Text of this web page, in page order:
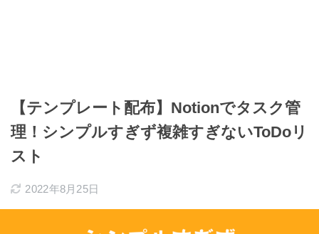
【テンプレート配布】Notionでタスク管
理！シンプルすぎず複雑すぎないToDoリ
スト
2022年8月25日